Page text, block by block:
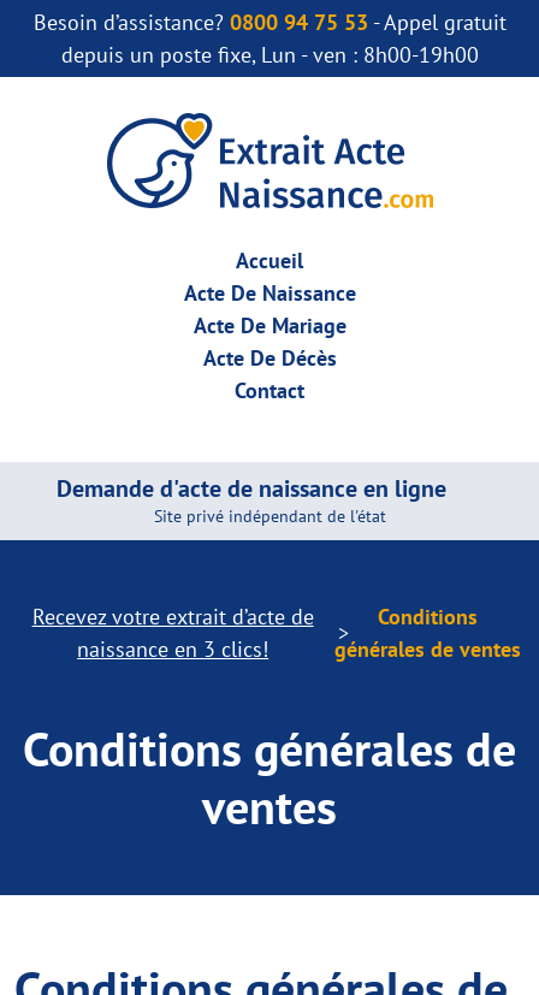
Besoin d’assistance? 0800 94 75 53 - Appel gratuit
depuis un poste fixe, Lun - ven : 8h00-19h00
Accueil
Acte De Naissance
Acte De Mariage
Acte De Décès
Contact
Demande d'acte de naissance en ligne
Site privé indépendant de l'état
Recevez votre extrait d’acte de
naissance en 3 clics!
Conditions
générales de ventes
Conditions générales de
ventes